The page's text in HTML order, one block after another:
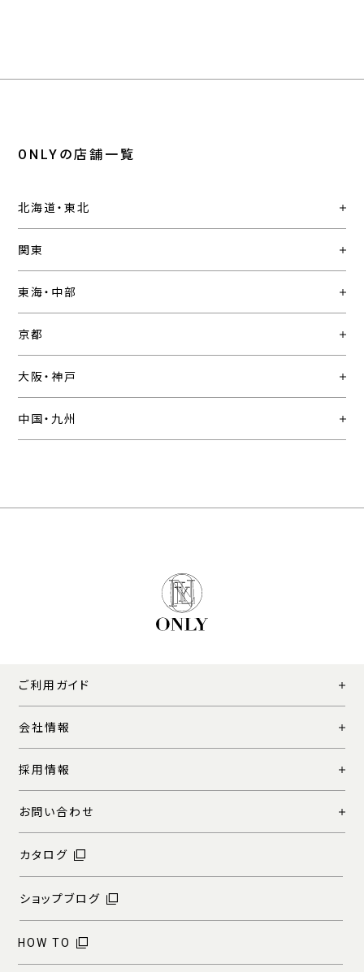
ONLYの店舗一覧
北海道・東北
関東
東海・中部
京都
大阪・神戸
中国・九州
ご利用ガイド
会社情報
採用情報
お問い合わせ
カタログ
ショップブログ
HOW TO